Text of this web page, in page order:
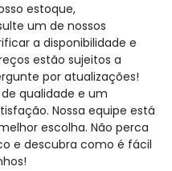
estoque,
um de nossos
a disponibilidade e
estão sujeitos a
por atualizações!
qualidade e um
Nossa equipe está
escolha. Não perca
e descubra como é fácil